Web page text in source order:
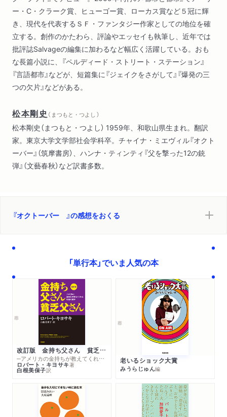
ー・C・クラーク賞、ヒューゴー賞、ローカス賞など５冠に輝
き、現代を代表するＳＦ・ファンタジー作家としての地位を確
立する。創作のかたわら、評論やエッセイも執筆し、近年では
批評誌Salvageの編集に加わるなど幅広く活躍している。おも
な長篇小説に、『ペルディード・ストリート・ステーション』
『言語都市』などが、短篇集に『ジェイクをさがして』『爆発の三
つの欠片』などがある。
松本剛史 （ まつもと・つよし ）
松本剛史（まつもと・つよし） 1959年、和歌山県生まれ。翻訳
家。東京大学文学部社会学科卒。チャイナ・ミエヴィル『オクト
ーバー』（筑摩書房）、ハンナ・ティンティ『父を撃った12の銃
弾』（文藝春秋）など訳書多数。
『オクトーバー 』の感想をおくる
「単行本」でいま人気の本
改訂版 金持ち父さん 貧乏父さん
─アメリカの金持ちが教えてくれるお金の哲学
ロバート・キヨサキ著
白根美保子訳
老いるショック大賞
みうらじゅん編